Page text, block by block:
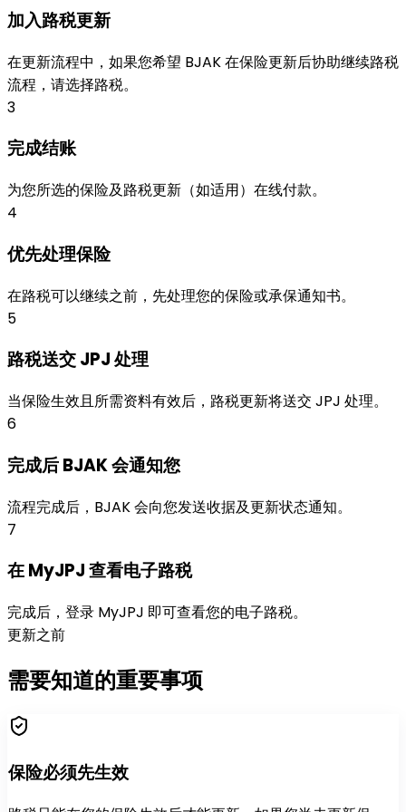
加入路税更新
在更新流程中，如果您希望 BJAK 在保险更新后协助继续路税
流程，请选择路税。
3
完成结账
为您所选的保险及路税更新（如适用）在线付款。
4
优先处理保险
在路税可以继续之前，先处理您的保险或承保通知书。
5
路税送交 JPJ 处理
当保险生效且所需资料有效后，路税更新将送交 JPJ 处理。
6
完成后 BJAK 会通知您
流程完成后，BJAK 会向您发送收据及更新状态通知。
7
在 MyJPJ 查看电子路税
完成后，登录 MyJPJ 即可查看您的电子路税。
更新之前
需要知道的重要事项
保险必须先生效